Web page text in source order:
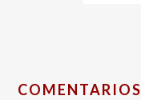
COMENTARIOS